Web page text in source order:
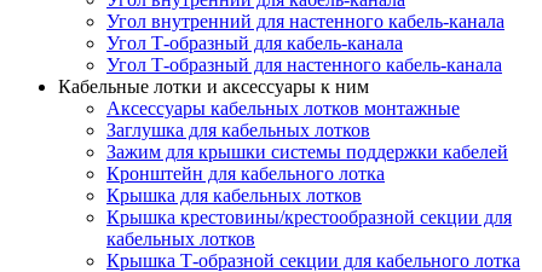
Угол внутренний для настенного кабель-канала
Угол Т-образный для кабель-канала
Угол Т-образный для настенного кабель-канала
Кабельные лотки и аксессуары к ним
Аксессуары кабельных лотков монтажные
Заглушка для кабельных лотков
Зажим для крышки системы поддержки кабелей
Кронштейн для кабельного лотка
Крышка для кабельных лотков
Крышка крестовины/крестообразной секции для
кабельных лотков
Крышка Т-образной секции для кабельного лотка